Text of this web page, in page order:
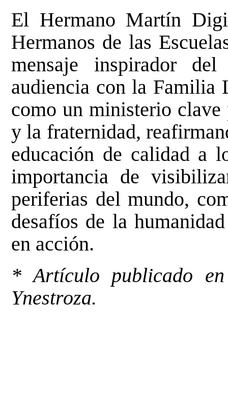
El Hermano Martín
Hermanos de las
mensaje inspirador
audiencia con la Familia
como un ministerio
y la fraternidad,
educación de calidad a
importancia de
periferias del mundo,
desafíos de la
en acción.
* Artículo publicado
Ynestroza.